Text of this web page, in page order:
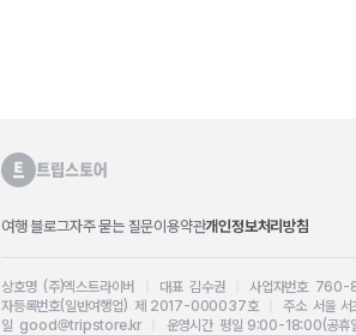
여행 블로그자주 묻는 질문이용약관개인정보처리방침
상호명 (주)엑스트라이버 대표 김수권 |사업자번호
자등록번호(일반여행업) 제 2017-000037호| 주소 서울
일 good@tripstore.kr
운영시간 평일 9:00-18:00(공휴